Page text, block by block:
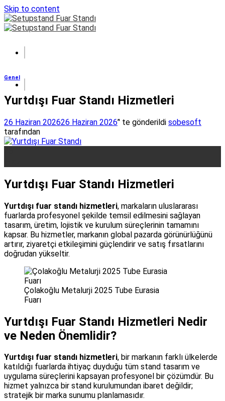
Skip to content
Genel
Yurtdışı Fuar Standı Hizmetleri
26 Haziran 202626 Haziran 2026’' te gönderildi sobesoft
tarafından
Yurtdışı Fuar Standı Hizmetleri
Yurtdışı fuar standı hizmetleri, markaların uluslararası
fuarlarda profesyonel şekilde temsil edilmesini sağlayan
tasarım, üretim, lojistik ve kurulum süreçlerinin tamamını
kapsar. Bu hizmetler, markanın global pazarda görünürlüğünü
artırır, ziyaretçi etkileşimini güçlendirir ve satış fırsatlarını
doğrudan yükseltir.
Çolakoğlu Metalurji̇ 2025 Tube Eurasia
Fuarı
Yurtdışı Fuar Standı Hizmetleri Nedir
ve Neden Önemlidir?
Yurtdışı fuar standı hizmetleri, bir markanın farklı ülkelerde
katıldığı fuarlarda ihtiyaç duyduğu tüm stand tasarım ve
uygulama süreçlerini kapsayan profesyonel bir çözümdür. Bu
hizmet yalnızca bir stand kurulumundan ibaret değildir;
stratejik bir marka sunumu planlamasıdır.